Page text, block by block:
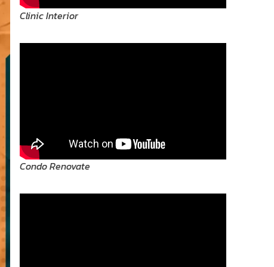
Clinic Interior
Condo Renovate